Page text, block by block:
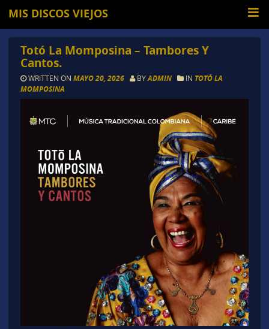
MIS DISCOS VIEJOS
Totó La Momposina – Tambores Y
Cantos.
WRITTEN ON MAYO 20, 2026 BYADMIN IN TOTÓ LA
MOMPOSINA